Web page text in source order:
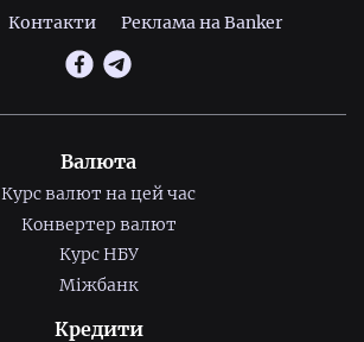
Контакти Реклама на Banker
Валюта
Курс валют на цей час
Конвертер валют
Курс НБУ
Міжбанк
Кредити